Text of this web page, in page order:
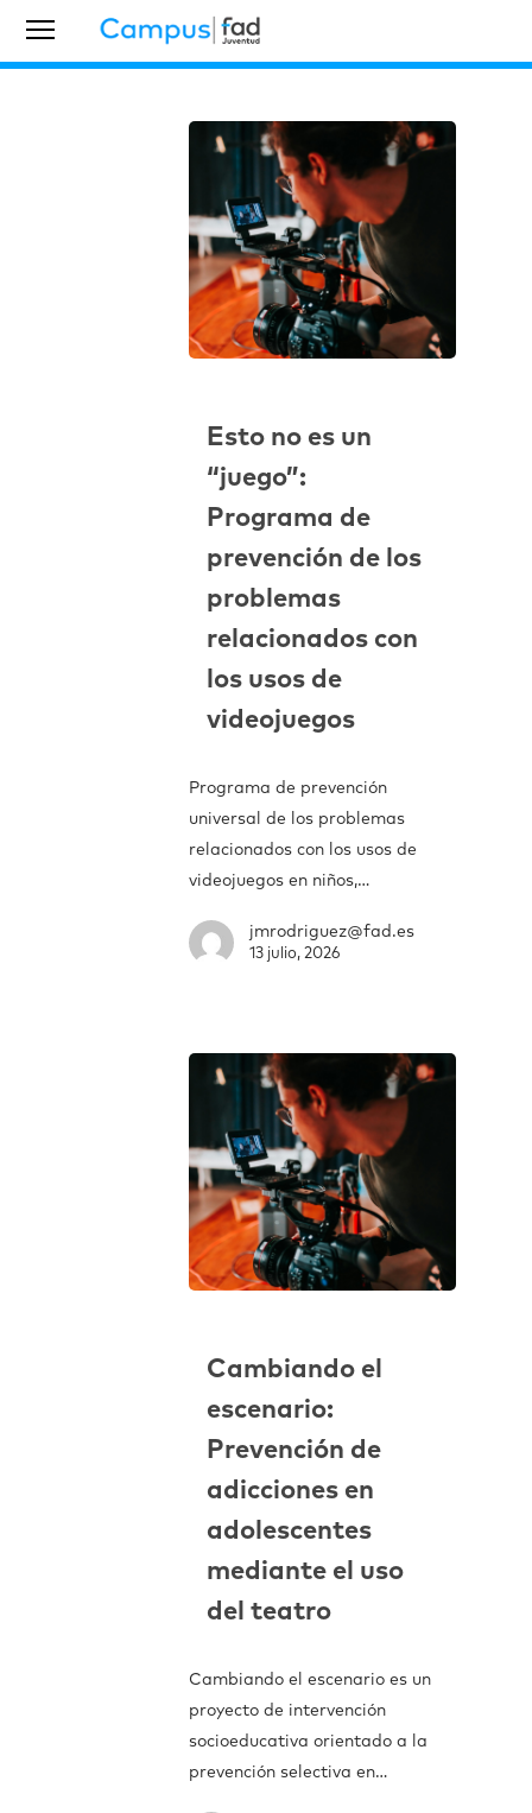
Esto no es un
“juego”:
Programa de
prevención de los
problemas
relacionados con
los usos de
videojuegos
Programa de prevención
universal de los problemas
relacionados con los usos de
videojuegos en niños,…
jmrodriguez@fad.es
13 julio, 2026
Cambiando el
escenario:
Prevención de
adicciones en
adolescentes
mediante el uso
del teatro
Cambiando el escenario es un
proyecto de intervención
socioeducativa orientado a la
prevención selectiva en…